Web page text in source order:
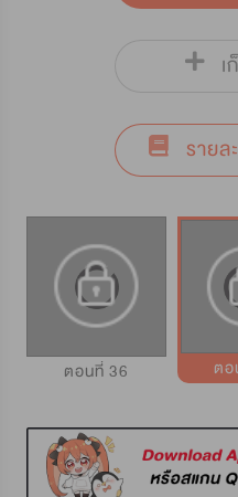
รายล
ตอนที่ 36 ต